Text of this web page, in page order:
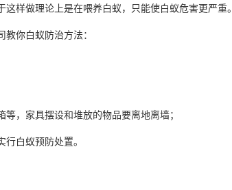
样做理论上是在喂养白蚁，只能使白蚁危害更严重。
你白蚁防治方法：
，家具摆设和堆放的物品要离地离墙；
行白蚁预防处置。